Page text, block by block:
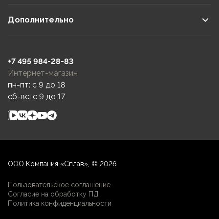
Дополнительно
+7 495 984-28-83
Интернет-магазин
пн-пт: c 9 до 18
сб-вс: c 9 до 17
ООО Компания «Сплав», © 2026
Пользовательское соглашение
Согласие на обработку ПД
Политика конфиденциальности